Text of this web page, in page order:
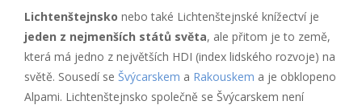
Lichtenštejnsko nebo také Lichtenštejnské knížectví je
jeden z nejmenších států světa, ale přitom je to země,
která má jedno z největších HDI (index lidského rozvoje) na
světě. Sousedí se Švýcarskem a Rakouskem a je obklopeno
Alpami. Lichtenštejnsko společně se Švýcarskem není